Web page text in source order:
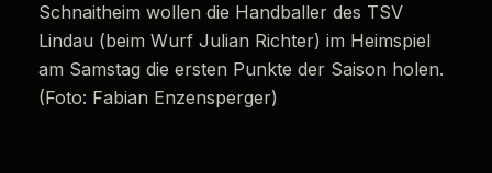
Schnaitheim wollen die Handballer des TSV
Lindau (beim Wurf Julian Richter) im Heimspiel
am Samstag die ersten Punkte der Saison holen.
(Foto: Fabian Enzensperger)